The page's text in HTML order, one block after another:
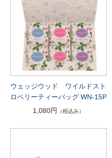
ウェッジウッド ワイルドスト
ロベリーティーバッグ WN-15P
1,080円
（税込み）